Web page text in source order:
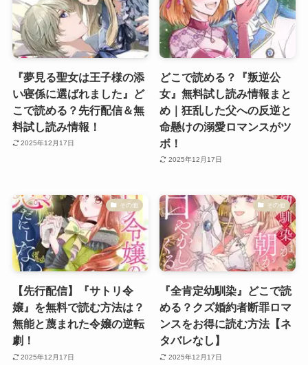
『夢見る聖女は王子様の添
い寝係に選ばれました』ど
こで読める？先行配信＆無
料試し読み情報！
2025年12月17日
どこで読める？『叛逆公
女』無料試し読み情報まと
め｜狂乱した父への反逆と
命懸けの溺愛ロマンスがツ
ボ！
2025年12月17日
その他
【先行配信】『サトリ令
嬢』を無料で読む方法は？
無能と蔑まれた令嬢の逆転
劇！
2025年12月17日
その他
『全肯定幼馴染』どこで読
める？クズ婚約者断罪ロマ
ンスをお得に読む方法【ネ
タバレなし】
2025年12月17日